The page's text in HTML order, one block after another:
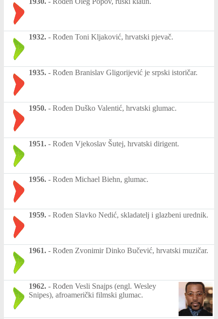
1932. - Rođen Toni Kljaković, hrvatski pjevač.
1935. - Rođen Branislav Gligorijević je srpski istoričar.
1950. - Rođen Duško Valentić, hrvatski glumac.
1951. - Rođen Vjekoslav Šutej, hrvatski dirigent.
1956. - Rođen Michael Biehn, glumac.
1959. - Rođen Slavko Nedić, skladatelj i glazbeni urednik.
1961. - Rođen Zvonimir Dinko Bučević, hrvatski muzičar.
1962. - Rođen Vesli Snajps (engl. Wesley
Snipes), afroamerički filmski glumac.